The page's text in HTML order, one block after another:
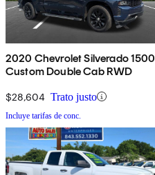
2020 Chevrolet Silverado 1500
Custom Double Cab RWD
$28,604 Trato justo
Incluye tarifas de conc.